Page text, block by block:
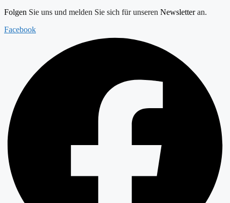
Folgen Sie uns und melden Sie sich für unseren Newsletteran.
Facebook